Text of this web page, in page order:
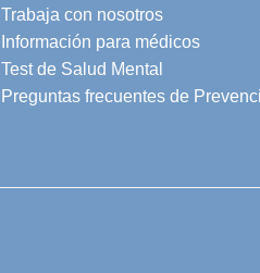
Trabaja con nosotros
Información para médicos
Test de Salud Mental
Preguntas frecuentes de